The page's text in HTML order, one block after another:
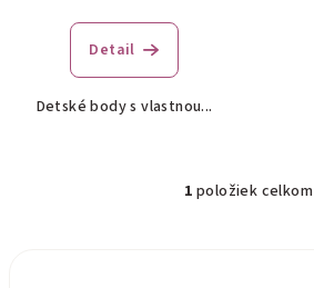
Detail
Detské body s vlastnou...
O
1 položiek celkom